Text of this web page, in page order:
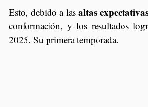
Esto, debido a las altas
conformación, y los resultados
2025. Su primera temporada.